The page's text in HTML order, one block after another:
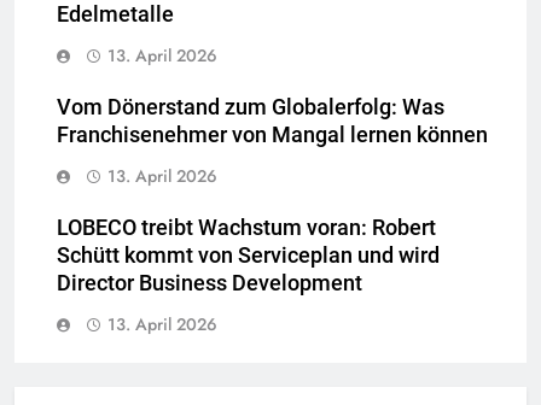
Edelmetalle
13. April 2026
Vom Dönerstand zum Globalerfolg: Was
Franchisenehmer von Mangal lernen können
13. April 2026
LOBECO treibt Wachstum voran: Robert
Schütt kommt von Serviceplan und wird
Director Business Development
13. April 2026